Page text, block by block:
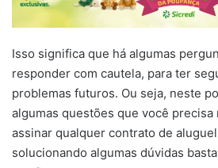
Isso significa que há algumas
responder com cautela, para ter
problemas futuros. Ou seja, neste
algumas questões que você
assinar qualquer contrato de
solucionando algumas dúvidas